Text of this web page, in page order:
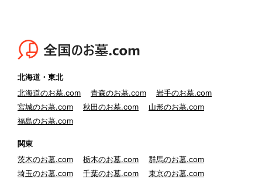
北海道・東北
北海道のお墓.com
青森のお墓.com
岩手のお墓.com
宮城のお墓.com
秋田のお墓.com
山形のお墓.com
福島のお墓.com
関東
茨木のお墓.com
栃木のお墓.com
群馬のお墓.com
埼玉のお墓.com
千葉のお墓.com
東京のお墓.com